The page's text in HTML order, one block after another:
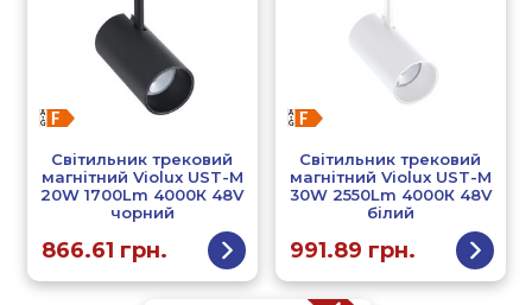
Світильник трековий
магнітний Violux UST-M
20W 1700Lm 4000К 48V
чорний
866.61 грн.
Світильник трековий
магнітний Violux UST-M
30W 2550Lm 4000К 48V
білий
991.89 грн.